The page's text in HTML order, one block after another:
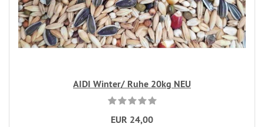
AIDI Winter/ Ruhe 20kg NEU
EUR 24,00